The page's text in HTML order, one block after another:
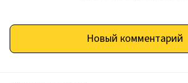
Новый комментарий